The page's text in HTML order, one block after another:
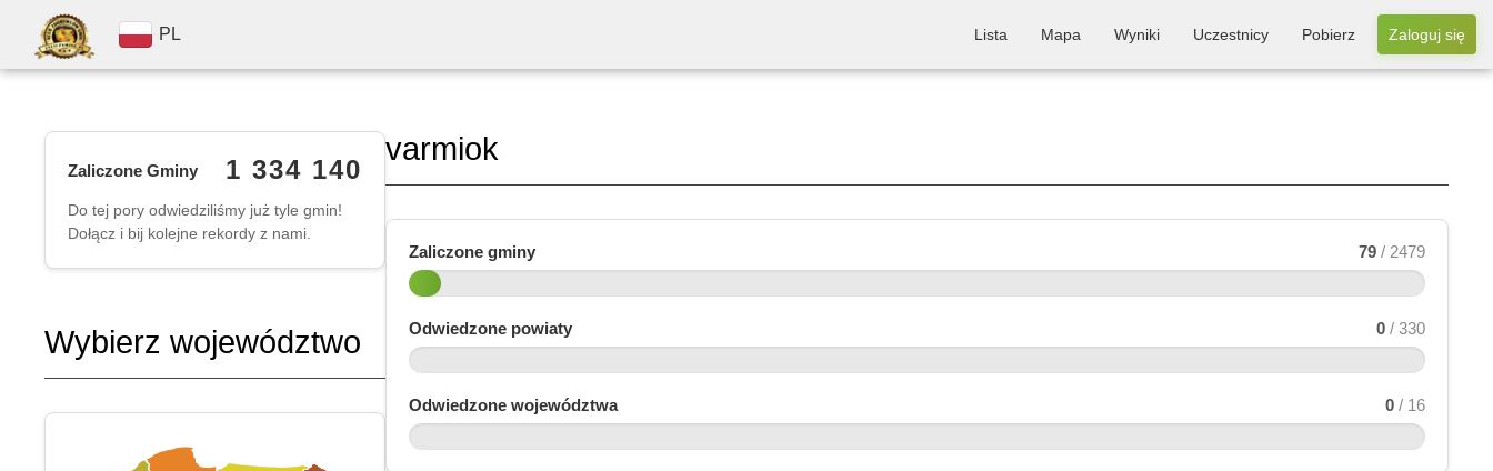
PL Lista Mapa Wyniki Uczestnicy Pobierz Zaloguj się
Zaliczone Gminy 1 334 140
Do tej pory odwiedziliśmy już tyle gmin!
Dołącz i bij kolejne rekordy z nami.
Wybierz województwo
varmiok
Zaliczone gminy 79 / 2479
Odwiedzone powiaty 0 / 330
Odwiedzone województwa 0 / 16